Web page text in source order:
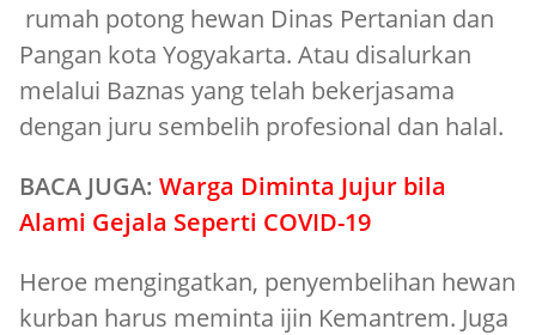
rumah potong hewan Dinas Pertanian dan
Pangan kota Yogyakarta. Atau disalurkan
melalui Baznas yang telah bekerjasama
dengan juru sembelih profesional dan halal.
BACA JUGA: Warga Diminta Jujur bila
Alami Gejala Seperti COVID-19
Heroe mengingatkan, penyembelihan hewan
kurban harus meminta ijin Kemantrem. Juga